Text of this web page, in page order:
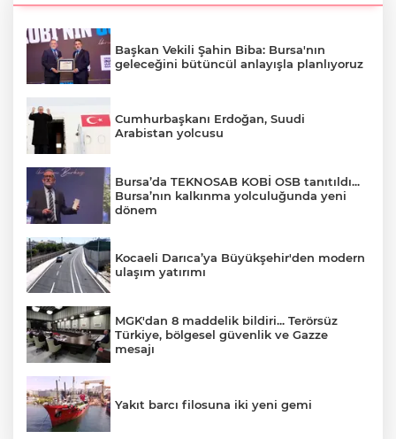
Başkan Vekili Şahin Biba: Bursa'nın
geleceğini bütüncül anlayışla planlıyoruz
Cumhurbaşkanı Erdoğan, Suudi
Arabistan yolcusu
Bursa’da TEKNOSAB KOBİ OSB tanıtıldı...
Bursa’nın kalkınma yolculuğunda yeni
dönem
Kocaeli Darıca’ya Büyükşehir'den modern
ulaşım yatırımı
MGK'dan 8 maddelik bildiri... Terörsüz
Türkiye, bölgesel güvenlik ve Gazze
mesajı
Yakıt barcı filosuna iki yeni gemi